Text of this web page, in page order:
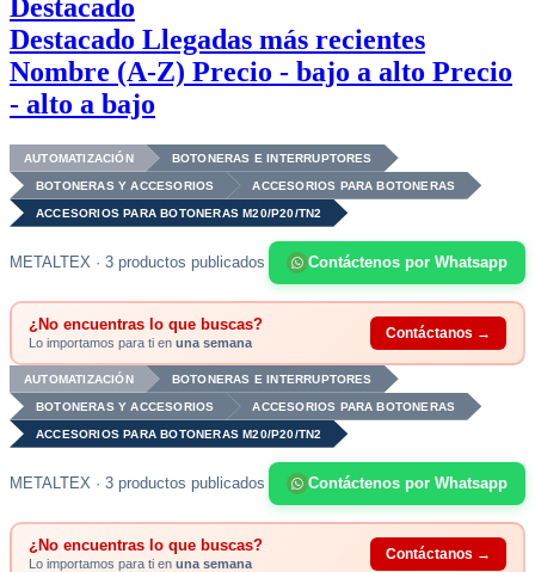
Destacado
Destacado Llegadas más recientes
Nombre (A-Z) Precio - bajo a alto Precio
- alto a bajo
AUTOMATIZACIÓN BOTONERAS E INTERRUPTORES
BOTONERAS Y ACCESORIOS ACCESORIOS PARA BOTONERAS
ACCESORIOS PARA BOTONERAS M20/P20/TN2
METALTEX · 3 productos publicados Contáctenos por Whatsapp
¿No encuentras lo que buscas?
Lo importamos para ti en una semana
Contáctanos →
AUTOMATIZACIÓN BOTONERAS E INTERRUPTORES
BOTONERAS Y ACCESORIOS ACCESORIOS PARA BOTONERAS
ACCESORIOS PARA BOTONERAS M20/P20/TN2
METALTEX · 3 productos publicados Contáctenos por Whatsapp
¿No encuentras lo que buscas?
Lo importamos para ti en una semana
Contáctanos →